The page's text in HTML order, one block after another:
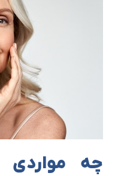
چه مواردی